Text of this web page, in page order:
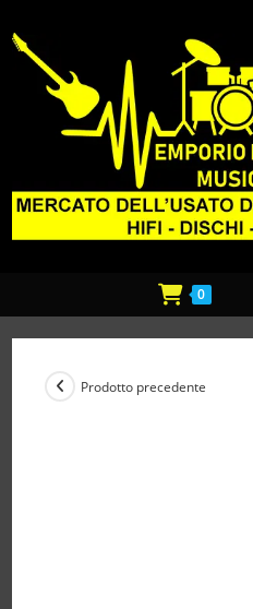
0
Prodotto precedente